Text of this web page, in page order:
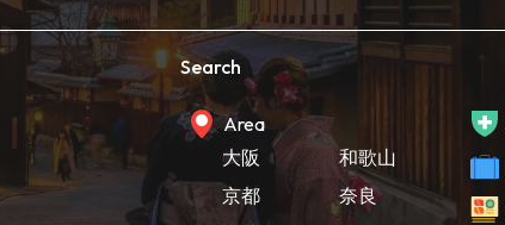
Search
Area
大阪
京都
和歌山
奈良